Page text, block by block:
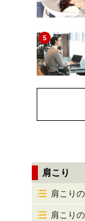
5
肩こり
肩こり
肩こり